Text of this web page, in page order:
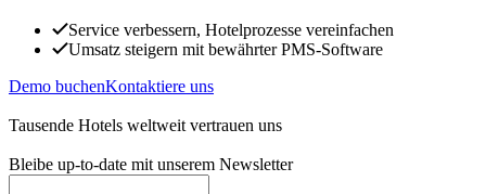
Service verbessern, Hotelprozesse vereinfachen
Umsatz steigern mit bewährter PMS-Software
Demo buchenKontaktiere uns
Tausende Hotels weltweit vertrauen uns
Bleibe up-to-date mit unserem Newsletter